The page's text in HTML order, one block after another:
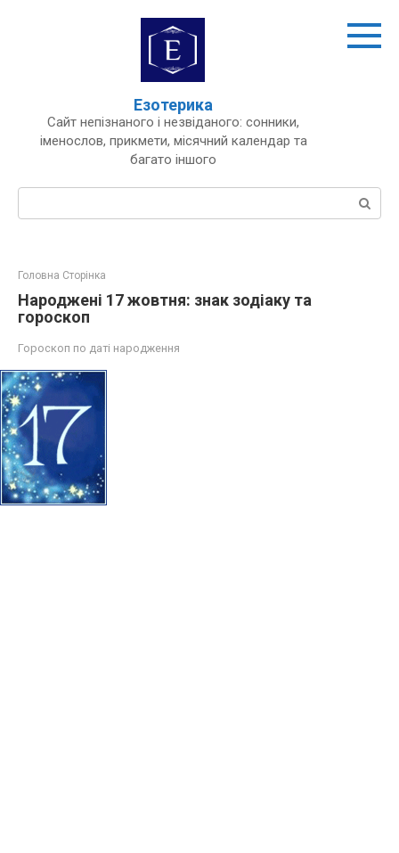
Езотерика
Сайт непізнаного і незвіданого: сонники,
іменослов, прикмети, місячний календар та
багато іншого
Пошук:
Головна Сторінка
Народжені 17 жовтня: знак зодіаку та
гороскоп
Гороскоп по даті народження